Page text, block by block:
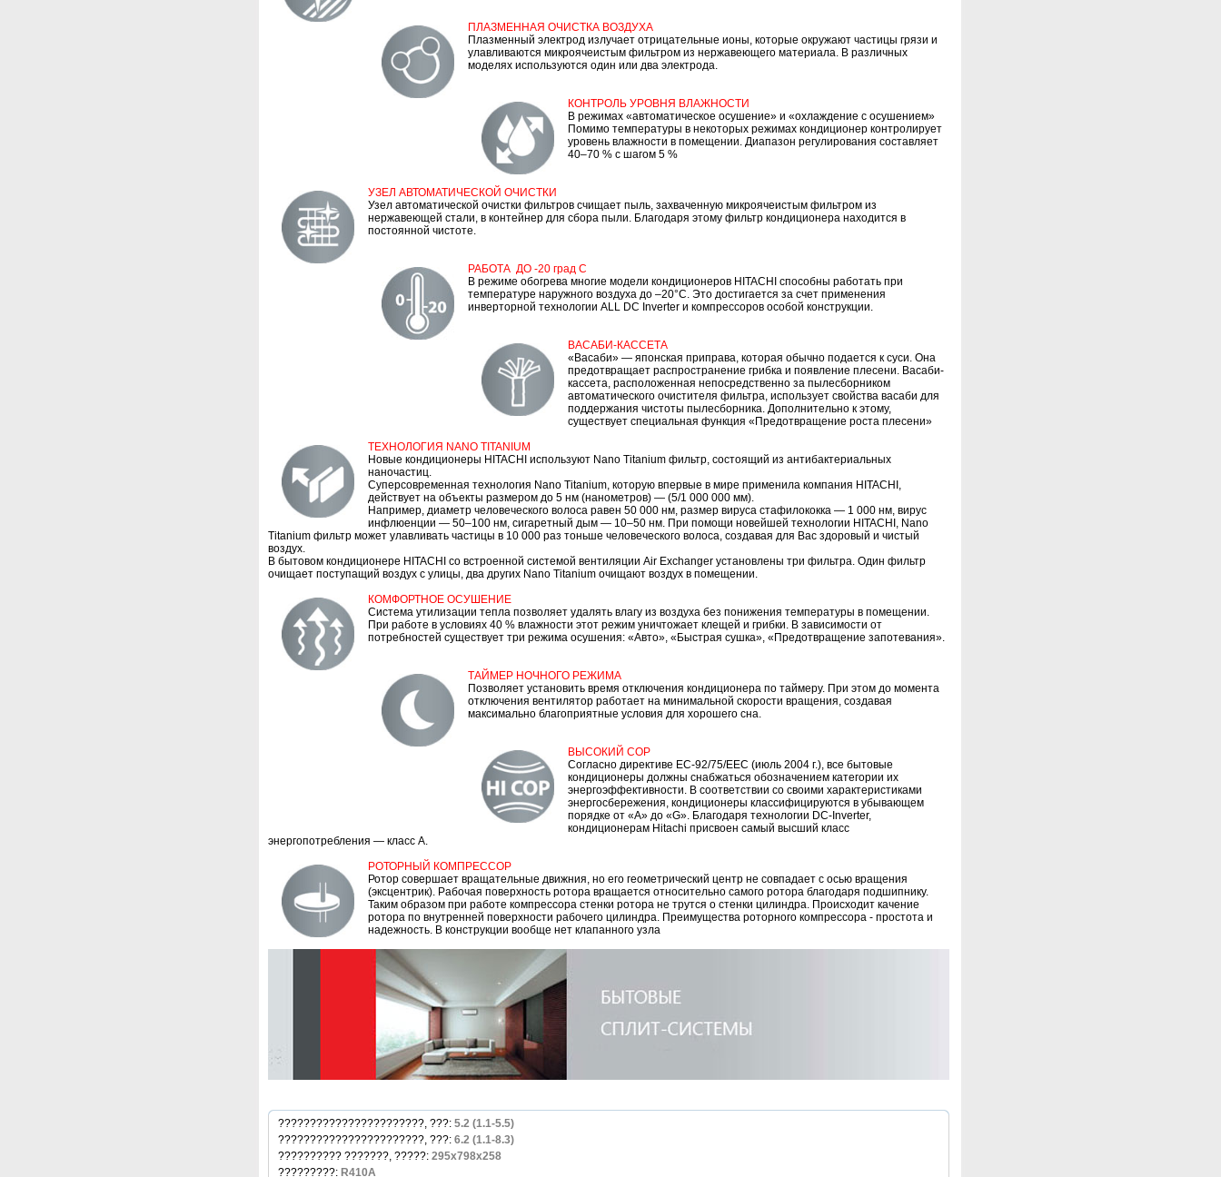
ПЛАЗМЕННАЯ ОЧИСТКА ВОЗДУХА
Плазменный электрод излучает отрицательные ионы, которые окружают частицы грязи и
улавливаются микроячеистым фильтром из нержавеющего материала. В различных
моделях используются один или два электрода.
КОНТРОЛЬ УРОВНЯ ВЛАЖНОСТИ
В режимах «автоматическое осушение» и «охлаждение с осушением»
Помимо температуры в некоторых режимах кондиционер контролирует
уровень влажности в помещении. Диапазон регулирования составляет
40–70 % с шагом 5 %
УЗЕЛ АВТОМАТИЧЕСКОЙ ОЧИСТКИ
Узел автоматической очистки фильтров счищает пыль, захваченную микроячеистым фильтром из
нержавеющей стали, в контейнер для сбора пыли. Благодаря этому фильтр кондиционера находится в
постоянной чистоте.
РАБОТА ДО -20 град С
В режиме обогрева многие модели кондиционеров HITACHI способны работать при
температуре наружного воздуха до –20°С. Это достигается за счет применения
инверторной технологии ALL DC Inverter и компрессоров особой конструкции.
ВАСАБИ-КАССЕТА
«Васаби» — японская приправа, которая обычно подается к суси. Она
предотвращает распространение грибка и появление плесени. Васаби-
кассета, расположенная непосредственно за пылесборником
автоматического очистителя фильтра, использует свойства васаби для
поддержания чистоты пылесборника. Дополнительно к этому,
существует специальная функция «Предотвращение роста плесени»
ТЕХНОЛОГИЯ NANO TITANIUM
Новые кондиционеры HITACHI используют Nano Titanium фильтр, состоящий из антибактериальных
наночастиц.
Суперсовременная технология Nano Titanium, которую впервые в мире применила компания HITACHI,
действует на объекты размером до 5 нм (нанометров) — (5/1 000 000 мм).
Например, диаметр человеческого волоса равен 50 000 нм, размер вируса стафилококка — 1 000 нм, вирус
инфлюенции — 50–100 нм, сигаретный дым — 10–50 нм. При помощи новейшей технологии HITACHI, Nano
Titanium фильтр может улавливать частицы в 10 000 раз тоньше человеческого волоса, создавая для Вас здоровый и чистый
воздух.
В бытовом кондиционере HITACHI со встроенной системой вентиляции Air Exchanger установлены три фильтра. Один фильтр
очищает поступащий воздух с улицы, два других Nano Titanium очищают воздух в помещении.
КОМФОРТНОЕ ОСУШЕНИЕ
Система утилизации тепла позволяет удалять влагу из воздуха без понижения температуры в помещении.
При работе в условиях 40 % влажности этот режим уничтожает клещей и грибки. В зависимости от
потребностей существует три режима осушения: «Авто», «Быстрая сушка», «Предотвращение запотевания».
ТАЙМЕР НОЧНОГО РЕЖИМА
Позволяет установить время отключения кондиционера по таймеру. При этом до момента
отключения вентилятор работает на минимальной скорости вращения, создавая
максимально благоприятные условия для хорошего сна.
ВЫСОКИЙ СОР
Согласно директиве EC-92/75/ЕЕС (июль 2004 г.), все бытовые
кондиционеры должны снабжаться обозначением категории их
энергоэффективности. В соответствии со своими характеристиками
энергосбережения, кондиционеры классифицируются в убывающем
порядке от «А» до «G». Благодаря технологии DC-Inverter,
кондиционерам Hitachi присвоен самый высший класс
энергопотребления — класс А.
РОТОРНЫЙ КОМПРЕССОР
Ротор совершает вращательные движния, но его геометрический центр не совпадает с осью вращения
(эксцентрик). Рабочая поверхность ротора вращается относительно самого ротора благодаря подшипнику.
Таким образом при работе компрессора стенки ротора не трутся о стенки цилиндра. Происходит качение
ротора по внутренней поверхности рабочего цилиндра. Преимущества роторного компрессора - простота и
надежность. В конструкции вообще нет клапанного узла
???????????????????????, ???: 5.2 (1.1-5.5)
???????????????????????, ???: 6.2 (1.1-8.3)
?????????? ???????, ?????: 295x798x258
?????????: R410A